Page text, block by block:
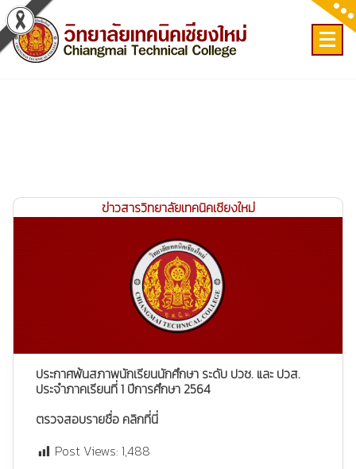
Skip
to
content
ข่าวสารวิทยาลัยเทคนิคเชียงใหม่
ประกาศพ้นสภาพนักเรียนนักศึกษา ระดับ ปวช. และ ปวส.
ประจำภาคเรียนที่ 1 ปีการศึกษา 2564
ตรวจสอบรายชื่อ คลิกที่นี่
Post Views: 1,488